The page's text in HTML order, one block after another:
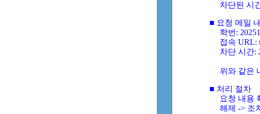
차단된 시
■ 요청 메일
학번:
접속 URL:
차단 시간:
위와 같은
■ 처리 절차
요청 내용
해제 -> 조